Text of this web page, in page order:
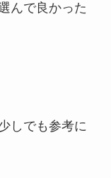
んで良かった
しでも参考に